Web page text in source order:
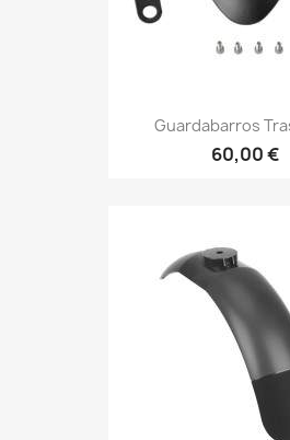
Guardabarros
60,00 €